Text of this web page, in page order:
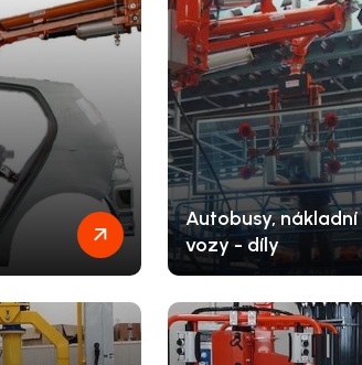
Autobusy, nákladní
vozy - díly